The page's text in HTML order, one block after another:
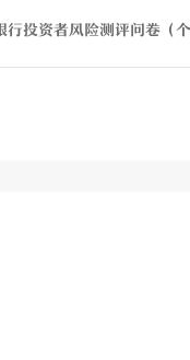
行投资者风险测评问卷（